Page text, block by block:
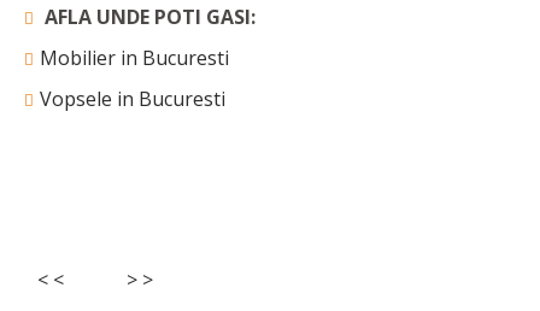
AFLA UNDE POTI GASI:
Mobilier in Bucuresti
Vopsele in Bucuresti
< < > >